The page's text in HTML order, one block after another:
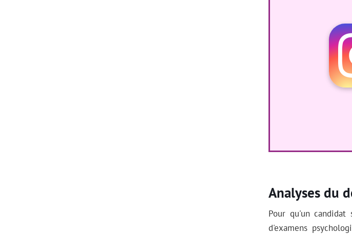
Analyses du
Pour qu'un
d'examens